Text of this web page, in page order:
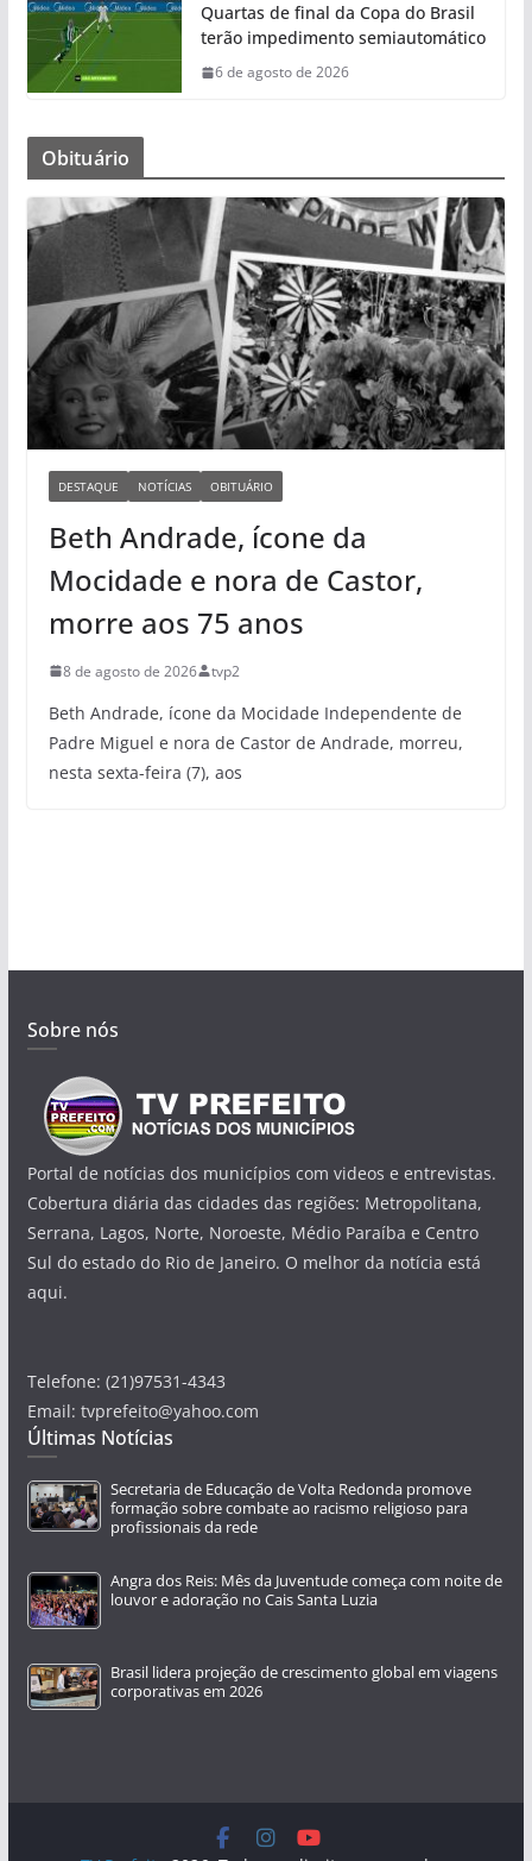
Quartas de final da Copa do Brasil
terão impedimento semiautomático
6 de agosto de 2026
Obituário
DESTAQUE NOTÍCIAS OBITUÁRIO
Beth Andrade, ícone da
Mocidade e nora de Castor,
morre aos 75 anos
8 de agosto de 2026 tvp2
Beth Andrade, ícone da Mocidade Independente de
Padre Miguel e nora de Castor de Andrade, morreu,
nesta sexta-feira (7), aos
Sobre nós
Portal de notícias dos municípios com videos e entrevistas.
Cobertura diária das cidades das regiões: Metropolitana,
Serrana, Lagos, Norte, Noroeste, Médio Paraíba e Centro
Sul do estado do Rio de Janeiro. O melhor da notícia está
aqui.
Telefone: (21)97531-4343
Email: tvprefeito@yahoo.com
Últimas Notícias
Secretaria de Educação de Volta Redonda promove
formação sobre combate ao racismo religioso para
profissionais da rede
Angra dos Reis: Mês da Juventude começa com noite de
louvor e adoração no Cais Santa Luzia
Brasil lidera projeção de crescimento global em viagens
corporativas em 2026